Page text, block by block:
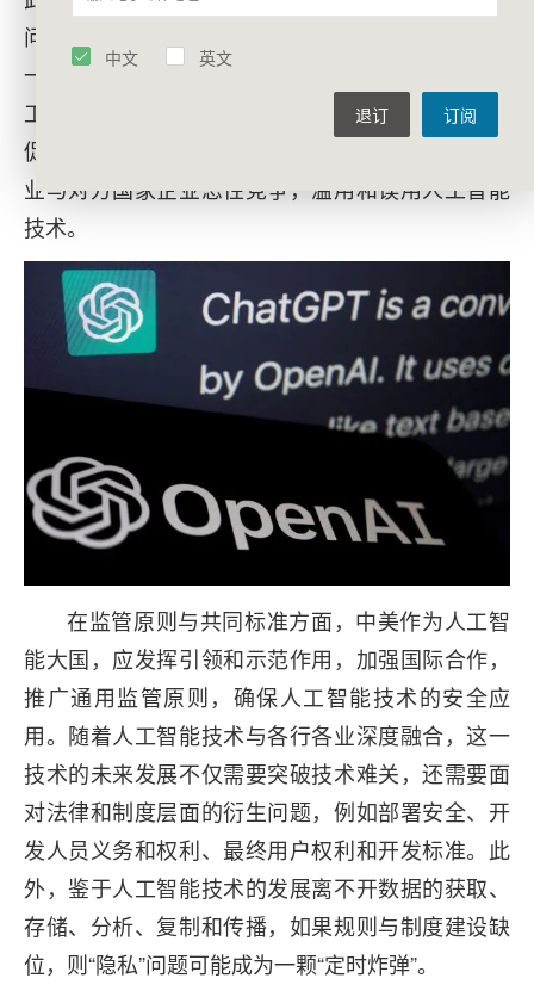
问题，目前香港大学已经宣布禁用ChatGPT。从这
一点出发，中美应积极引导和管理本国企业规避人
工智能应用中出现的伦理问题，并加强沟通，努力
促成国际层面的共识。任何一国都不应鼓励本国企
业与对方国家企业恶性竞争，滥用和误用人工智能
技术。
在监管原则与共同标准方面，中美作为人工智
能大国，应发挥引领和示范作用，加强国际合作，
推广通用监管原则，确保人工智能技术的安全应
用。随着人工智能技术与各行各业深度融合，这一
技术的未来发展不仅需要突破技术难关，还需要面
对法律和制度层面的衍生问题，例如部署安全、开
发人员义务和权利、最终用户权利和开发标准。此
外，鉴于人工智能技术的发展离不开数据的获取、
存储、分析、复制和传播，如果规则与制度建设缺
位，则“隐私”问题可能成为一颗“定时炸弹”。
中文 英文
订阅
退订